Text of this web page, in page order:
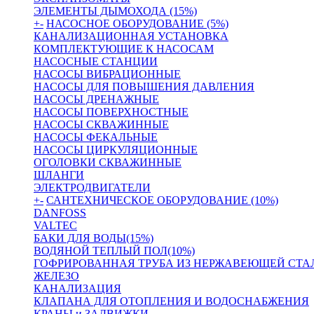
ЭЛЕМЕНТЫ ДЫМОХОДА (15%)
+- НАСОСНОЕ ОБОРУДОВАНИЕ (5%)
КАНАЛИЗАЦИОННАЯ УСТАНОВКА
КОМПЛЕКТУЮЩИЕ К НАСОСАМ
НАСОСНЫЕ СТАНЦИИ
НАСОСЫ ВИБРАЦИОННЫЕ
НАСОСЫ ДЛЯ ПОВЫШЕНИЯ ДАВЛЕНИЯ
НАСОСЫ ДРЕНАЖНЫЕ
НАСОСЫ ПОВЕРХНОСТНЫЕ
НАСОСЫ СКВАЖИННЫЕ
НАСОСЫ ФЕКАЛЬНЫЕ
НАСОСЫ ЦИРКУЛЯЦИОННЫЕ
ОГОЛОВКИ СКВАЖИННЫЕ
ШЛАНГИ
ЭЛЕКТРОДВИГАТЕЛИ
+- САНТЕХНИЧЕСКОЕ ОБОРУДОВАНИЕ (10%)
DANFOSS
VALTEC
БАКИ ДЛЯ ВОДЫ(15%)
ВОДЯНОЙ ТЕПЛЫЙ ПОЛ(10%)
ГОФРИРОВАННАЯ ТРУБА ИЗ НЕРЖАВЕЮЩЕЙ
ЖЕЛЕЗО
КАНАЛИЗАЦИЯ
КЛАПАНА ДЛЯ ОТОПЛЕНИЯ И ВОДОСНАБЖЕНИЯ